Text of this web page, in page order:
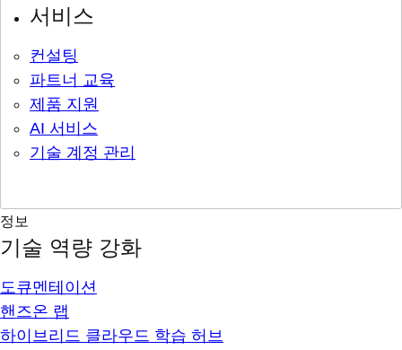
서비스
컨설팅
파트너 교육
제품 지원
AI 서비스
기술 계정 관리
정보
기술 역량 강화
도큐멘테이션
핸즈온 랩
하이브리드 클라우드 학습 허브